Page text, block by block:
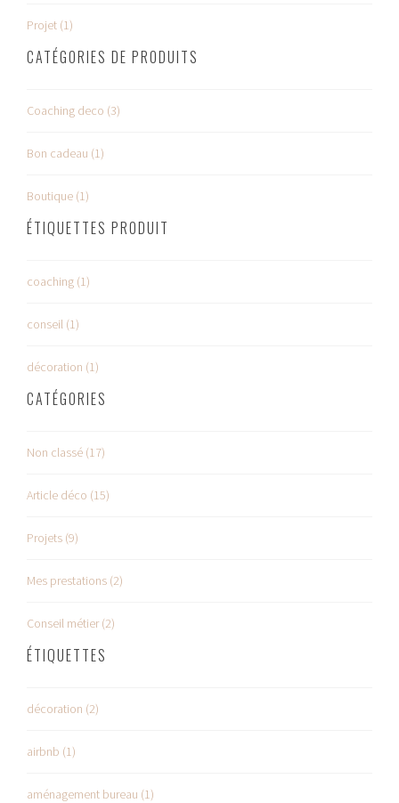
Projet (1)
CATÉGORIES DE PRODUITS
Coaching deco (3)
Bon cadeau (1)
Boutique (1)
ÉTIQUETTES PRODUIT
coaching (1)
conseil (1)
décoration (1)
CATÉGORIES
Non classé (17)
Article déco (15)
Projets (9)
Mes prestations (2)
Conseil métier (2)
ÉTIQUETTES
décoration (2)
airbnb (1)
aménagement bureau (1)